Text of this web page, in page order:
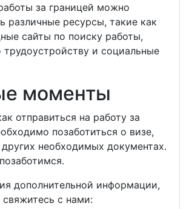
за границей можно
различные ресурсы, такие как
сайты по поиску работы,
трудоустройству и социальные
моменты
отправиться на работу за
позаботиться о визе,
необходимых документах.
дополнительной информации,
с нами: